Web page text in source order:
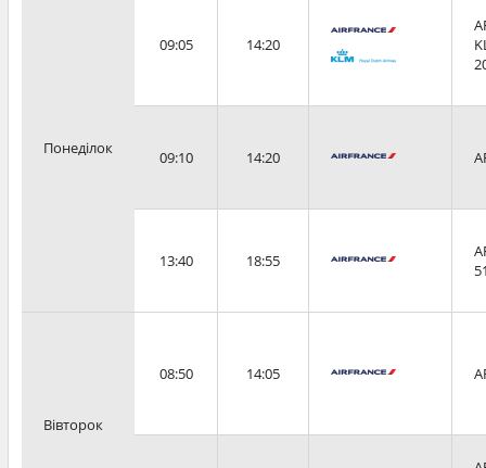
Понеділок
09:05 14:20
09:10 14:20
13:40 18:55
Вівторок
08:50 14:05